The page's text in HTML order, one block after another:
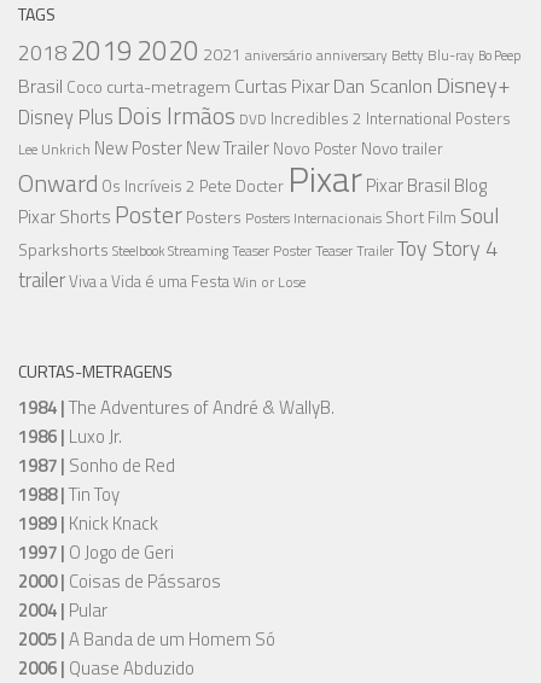
TAGS
20182019 2020 2021 aniversário anniversary Betty Blu-ray Bo Peep
Brasil Coco curta-metragem Curtas PixarDan Scanlon Disney+
Disney Plus Dois Irmãos DVD Incredibles 2 International Posters
Lee Unkrich New PosterNew Trailer Novo Poster Novo trailer
Onward Os Incríveis 2 Pete Docter PixarPixar Brasil Blog
Pixar Shorts Poster Posters Posters Internacionais Short Film Soul
Sparkshorts SteelbookStreamingTeaser PosterTeaser TrailerToy Story 4
trailerViva a Vida é uma FestaWin or Lose
CURTAS-METRAGENS
1984 |The Adventures of André & WallyB.
1986 | Luxo Jr.
1987 | Sonho de Red
1988 |Tin Toy
1989 | Knick Knack
1997 | O Jogo de Geri
2000 | Coisas de Pássaros
2004 | Pular
2005 |A Banda de um Homem Só
2006 | Quase Abduzido